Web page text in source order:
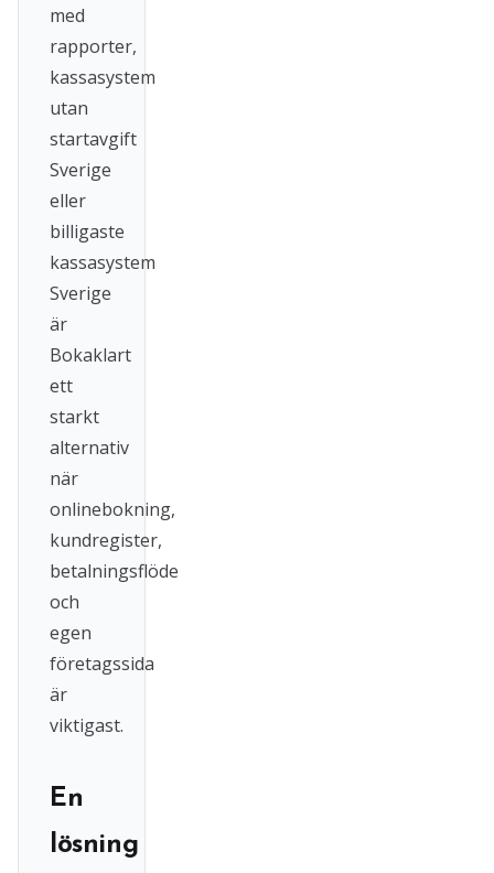
med
rapporter,
kassasystem
utan
startavgift
Sverige
eller
billigaste
kassasystem
Sverige
är
Bokaklart
ett
starkt
alternativ
när
onlinebokning,
kundregister,
betalningsflöde
och
egen
företagssida
är
viktigast.
En
lösning